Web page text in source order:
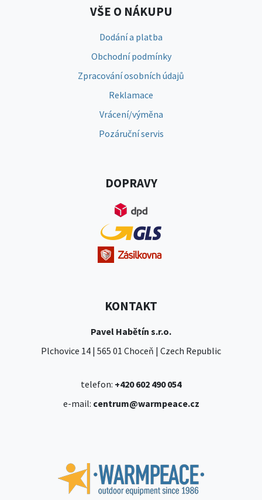
VŠE O NÁKUPU
Dodání a platba
Obchodní podmínky
Zpracování osobních údajů
Reklamace
Vrácení/výměna
Pozáruční servis
DOPRAVY
KONTAKT
Pavel Habětín s.r.o.
Plchovice 14 | 565 01 Choceň | Czech Republic
telefon: +420 602 490 054
e-mail: centrum@warmpeace.cz